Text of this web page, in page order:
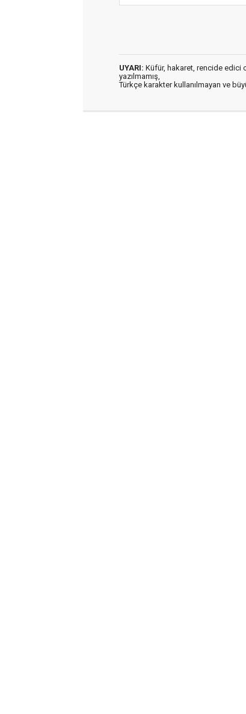
UYARI: Küfür, hakaret, rencide edici
yazılmamış,
Türkçe karakter kullanılmayan ve